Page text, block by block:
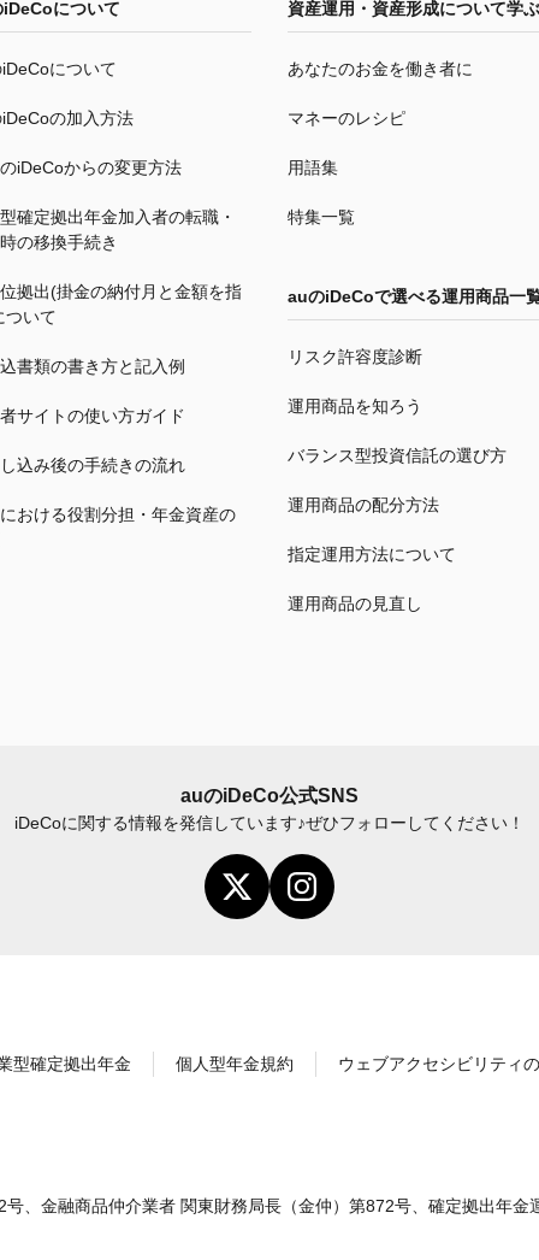
iDeCoについて
iDeCoについて
iDeCoの加入方法
iDeCoからの変更方法
確定拠出年金加入者の転職・
の移換手続き
拠出(掛金の納付月と金額を指
ついて
書類の書き方と記入例
サイトの使い方ガイド
込み後の手続きの流れ
おける役割分担・年金資産の
資産運用・資産形成について学ぶ
あなたのお金を働き者に
マネーのレシピ
用語集
特集一覧
auのiDeCoで選べる運用商品一
リスク許容度診断
運用商品を知ろう
バランス型投資信託の選び方
運用商品の配分方法
指定運用方法について
運用商品の見直し
auのiDeCo公式SNS
iDeCoに関する情報を発信しています♪ぜひフォローしてください！
型確定拠出年金 個人型年金規約 ウェブアクセシビリティ
、金融商品仲介業者 関東財務局長（金仲）第872号、確定拠出年金